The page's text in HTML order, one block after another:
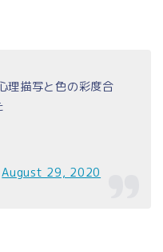
理描写と色の彩度合
August 29, 2020